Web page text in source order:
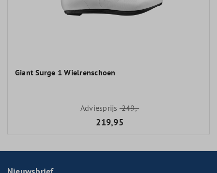
Giant Surge 1 Wielrenschoen
Adviesprijs249,-
219,95